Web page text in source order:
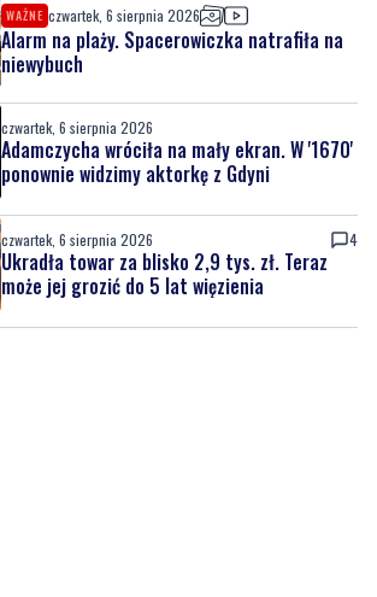
WAŻNE czwartek, 6 sierpnia 2026
Alarm na plaży. Spacerowiczka natrafiła na
niewybuch
czwartek, 6 sierpnia 2026
Adamczycha wróciła na mały ekran. W '1670'
ponownie widzimy aktorkę z Gdyni
czwartek, 6 sierpnia 2026 4
Ukradła towar za blisko 2,9 tys. zł. Teraz
może jej grozić do 5 lat więzienia